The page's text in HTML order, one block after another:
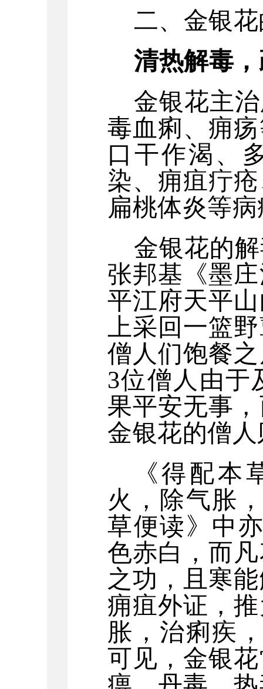
二、 金银
清热解毒
金银花主
毒血痢、痈
口干作渴、
染、痈疽疔
扁桃体炎等
金银花的
张邦基《墨
平江府天平
上采回一篮
僧人们饱餐
3位僧人由于
果平安无事
金银花的僧
《得配本
火，除气胀
草便读》中
色赤白，而
之功，且寒
痈疽外证，
胀，治痢疾
可见，金银